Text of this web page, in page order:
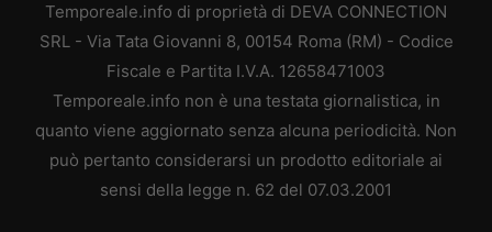
Temporeale.info di proprietà di DEVA CONNECTION
SRL - Via Tata Giovanni 8, 00154 Roma (RM) - Codice
Fiscale e Partita I.V.A. 12658471003
Temporeale.info non è una testata giornalistica, in
quanto viene aggiornato senza alcuna periodicità. Non
può pertanto considerarsi un prodotto editoriale ai
sensi della legge n. 62 del 07.03.2001